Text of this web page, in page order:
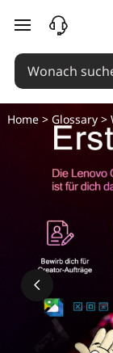
zum
Home> Glossary>